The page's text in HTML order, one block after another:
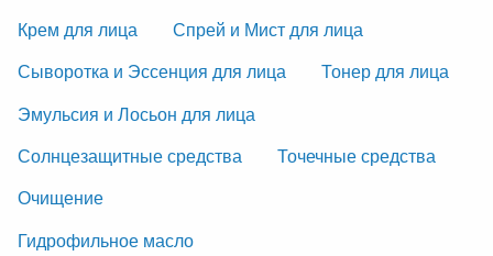
Крем для лица
Спрей и Мист для лица
Сыворотка и Эссенция для лица
Тонер для лица
Эмульсия и Лосьон для лица
Солнцезащитные средства
Точечные средства
Очищение
Гидрофильное масло